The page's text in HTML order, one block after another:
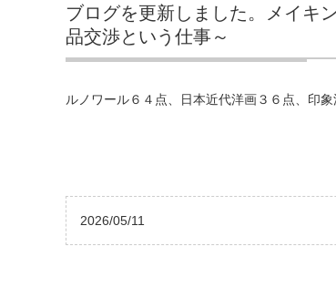
ブログを更新しました。メイキ
品交渉という仕事～
ルノワール６４点、日本近代洋画３６点、印
2026/05/11